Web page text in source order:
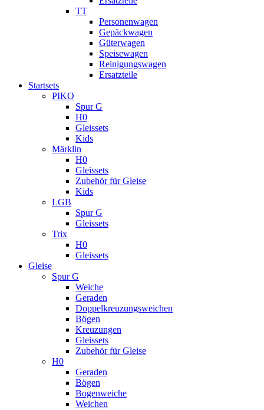
TT
Personenwagen
Gepäckwagen
Güterwagen
Speisewagen
Reinigungswagen
Ersatzteile
Startsets
PIKO
Spur G
H0
Gleissets
Kids
Märklin
H0
Gleissets
Zubehör für Gleise
Kids
LGB
Spur G
Gleissets
Trix
H0
Gleissets
Gleise
Spur G
Weiche
Geraden
Doppelkreuzungsweichen
Bögen
Kreuzungen
Gleissets
Zubehör für Gleise
H0
Geraden
Bögen
Bogenweiche
Weichen